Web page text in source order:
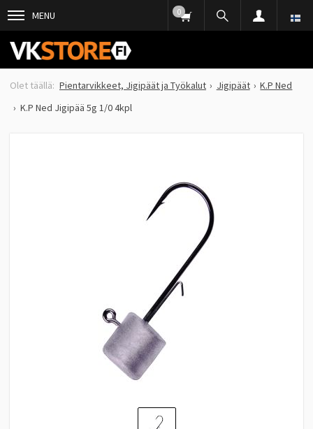
MENU 0
Pientarvikkeet, Jigipäät ja Työkalut Jigipäät
K.P Ned
K.P Ned Jigipää 5g 1/0 4kpl